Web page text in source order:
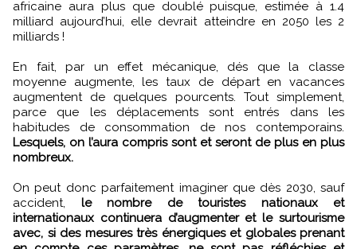
africaine aura plus que doublé puisque, estimée à 1.4
milliard aujourd’hui, elle devrait atteindre en 2050 les 2
milliards !
En fait, par un effet mécanique, dés que la classe
moyenne augmente, les taux de départ en vacances
augmentent de quelques pourcents. Tout simplement,
parce que les déplacements sont entrés dans les
habitudes de consommation de nos contemporains.
Lesquels, on l’aura compris sont et seront de plus en plus
nombreux.
On peut donc parfaitement imaginer que dès 2030, sauf
accident, le nombre de touristes nationaux et
internationaux continuera d’augmenter et le surtourisme
avec, si des mesures très énergiques et globales prenant